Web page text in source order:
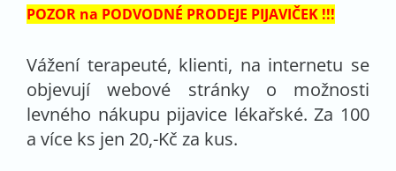
POZOR na PODVODNÉ PRODEJE PIJAVIČEK !!!
Vážení terapeuté, klienti, na internetu se
objevují webové stránky o možnosti
levného nákupu pijavice lékařské. Za 100
a více ks jen 20,-Kč za kus.